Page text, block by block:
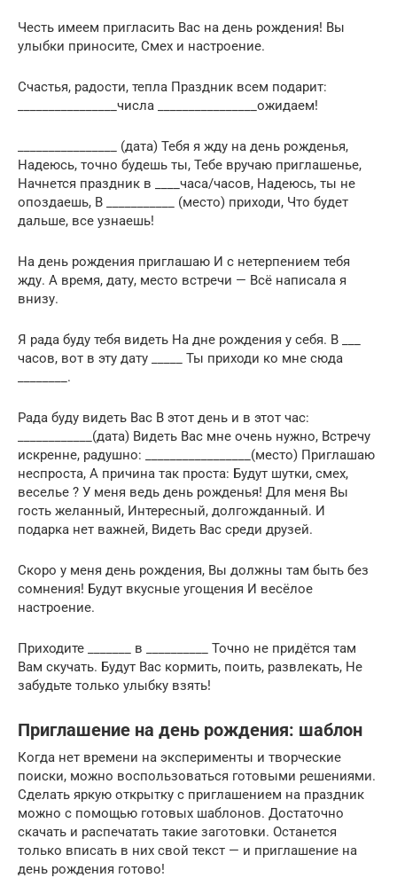
Честь имеем пригласить Вас на день рождения! Вы
улыбки приносите, Смех и настроение.
Счастья, радости, тепла Праздник всем подарит:
________________числа ________________ожидаем!
________________ (дата) Тебя я жду на день рожденья,
Надеюсь, точно будешь ты, Тебе вручаю приглашенье,
Начнется праздник в ____часа/часов, Надеюсь, ты не
опоздаешь, В ___________ (место) приходи, Что будет
дальше, все узнаешь!
На день рождения приглашаю И с нетерпением тебя
жду. А время, дату, место встречи — Всё написала я
внизу.
Я рада буду тебя видеть На дне рождения у себя. В ___
часов, вот в эту дату _____ Ты приходи ко мне сюда
________.
Рада буду видеть Вас В этот день и в этот час:
____________(дата) Видеть Вас мне очень нужно, Встречу
искренне, радушно: _________________(место) Приглашаю
неспроста, А причина так проста: Будут шутки, смех,
веселье ? У меня ведь день рожденья! Для меня Вы
гость желанный, Интересный, долгожданный. И
подарка нет важней, Видеть Вас среди друзей.
Скоро у меня день рождения, Вы должны там быть без
сомнения! Будут вкусные угощения И весёлое
настроение.
Приходите _______ в __________ Точно не придётся там
Вам скучать. Будут Вас кормить, поить, развлекать, Не
забудьте только улыбку взять!
Приглашение на день рождения: шаблон
Когда нет времени на эксперименты и творческие
поиски, можно воспользоваться готовыми решениями.
Сделать яркую открытку с приглашением на праздник
можно с помощью готовых шаблонов. Достаточно
скачать и распечатать такие заготовки. Останется
только вписать в них свой текст — и приглашение на
день рождения готово!